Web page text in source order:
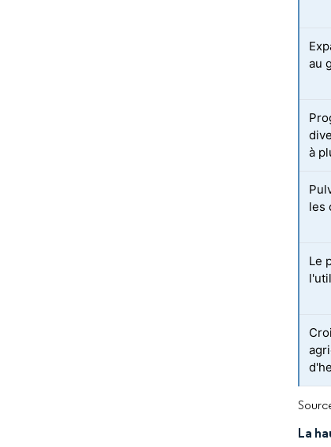
au
à
les
Le
La